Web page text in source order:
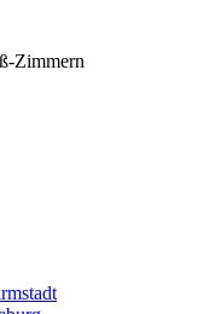
Zimmern